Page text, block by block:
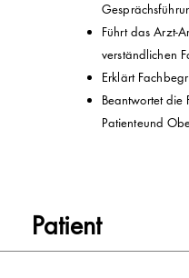
Führt das Arzt-
verständlichen
Erklärt
Beantwortetdie
Patienteund
Patient